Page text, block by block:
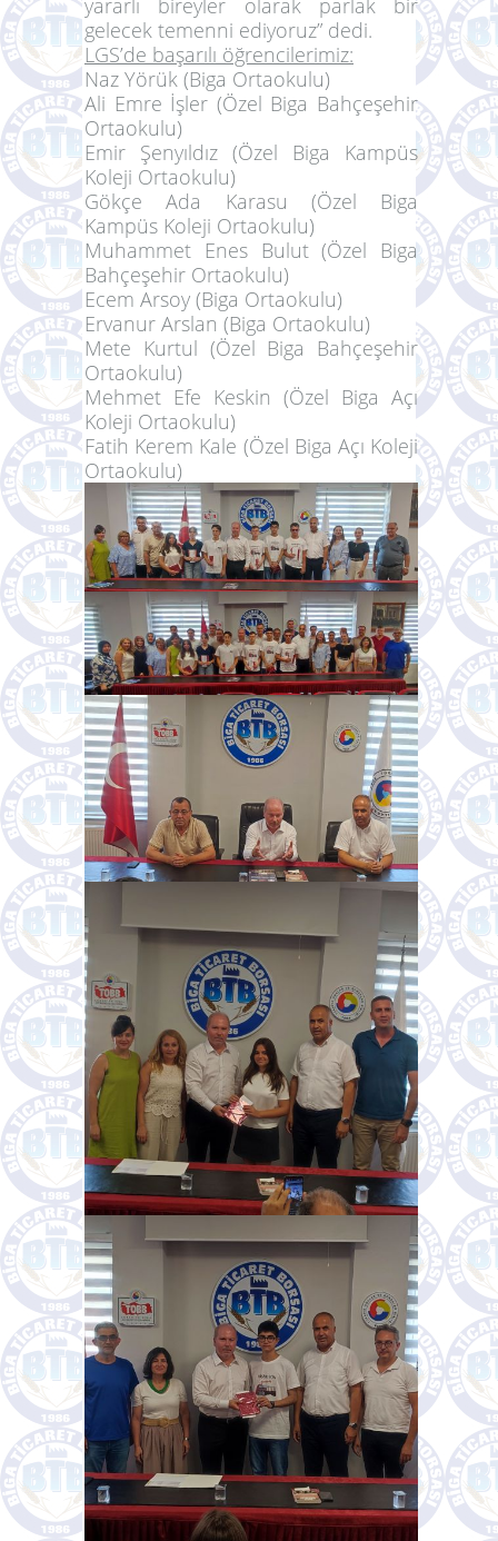
yararlı bireyler olarak parlak bir
gelecek temenni ediyoruz” dedi.
LGS’de başarılı öğrencilerimiz:
Naz Yörük (Biga Ortaokulu)
Ali Emre İşler (Özel Biga Bahçeşehir
Ortaokulu)
Emir Şenyıldız (Özel Biga Kampüs
Koleji Ortaokulu)
Gökçe Ada Karasu (Özel Biga
Kampüs Koleji Ortaokulu)
Muhammet Enes Bulut (Özel Biga
Bahçeşehir Ortaokulu)
Ecem Arsoy (Biga Ortaokulu)
Ervanur Arslan (Biga Ortaokulu)
Mete Kurtul (Özel Biga Bahçeşehir
Ortaokulu)
Mehmet Efe Keskin (Özel Biga Açı
Koleji Ortaokulu)
Fatih Kerem Kale (Özel Biga Açı Koleji
Ortaokulu)